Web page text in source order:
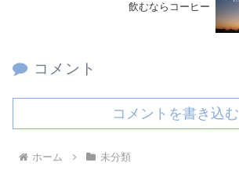
飲むならコーヒー
コメント
コメントを書き込む
ホーム 未分類